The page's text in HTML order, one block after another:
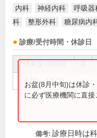
内科 神経内科 呼吸器
科
整形外科 糖尿病内
診療/受付時間・休診日
9:00～12:00 ●
お盆(8月中旬)は休診
に必ず医療機関に直接
備考: 診療日時は